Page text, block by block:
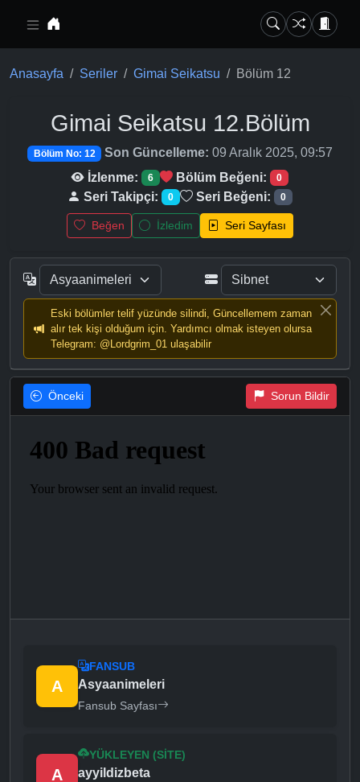
Anasayfa Seriler Gimai Seikatsu Bölüm 12
Gimai Seikatsu 12.Bölüm
Bölüm No: 12 Son Güncelleme: 09 Aralık 2025, 09:57
İzlenme:
6 Bölüm Beğeni: 0
Seri Takipçi: 0 Seri Beğeni: 0
Beğen İzledim Seri Sayfası
Eski bölümler telif yüzünde silindi, Güncellemem zaman
alır tek kişi olduğum için. Yardımcı olmak isteyen olursa
Telegram: @Lordgrim_01 ulaşabilir
Önceki Sorun Bildir
A
FANSUB
Asyaanimeleri
Fansub Sayfası
A
YÜKLEYEN (SITE)
ayyildizbeta